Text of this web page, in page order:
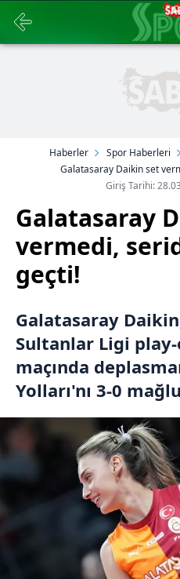
Haberler Spor Haberleri
Galatasaray Daikin set
Giriş Tarihi:
Galatasaray
vermedi,
geçti!
Galatasaray
Sultanlar Ligi
maçında
Yolları'nı 3-0